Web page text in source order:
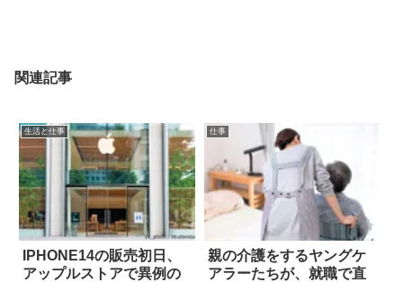
関連記事
生活と仕事
IPHONE14の販売初日、
アップルストアで異例の
仕事
親の介護をするヤングケ
アラーたちが、就職で直